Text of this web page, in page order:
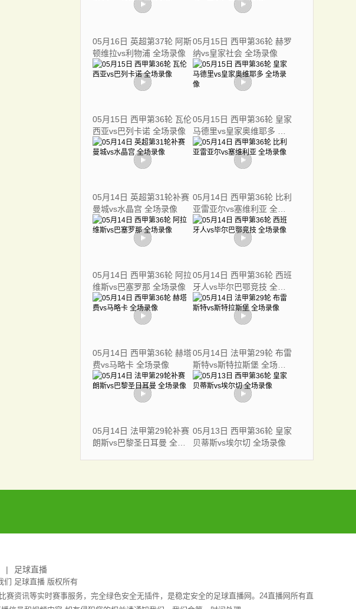
05月16日 英超第37轮 阿斯
顿维拉vs利物浦 全场录像
05月15日 西甲第36轮 赫罗
纳vs皇家社会 全场录像
05月15日 西甲第36轮 瓦伦
西亚vs巴列卡诺 全场录像
05月15日 西甲第36轮 皇家
马德里vs皇家奥维耶多 全
场录像
05月14日 英超第31轮补赛
曼城vs水晶宫 全场录像
05月14日 西甲第36轮 比利
亚雷亚尔vs塞维利亚 全场
录像
05月14日 西甲第36轮 阿拉
维斯vs巴塞罗那 全场录像
05月14日 西甲第36轮 西班
牙人vs毕尔巴鄂竞技 全场
录像
05月14日 西甲第36轮 赫塔
费vs马略卡 全场录像
05月14日 法甲第29轮 布雷
斯特vs斯特拉斯堡 全场录
像
05月14日 法甲第29轮补赛
朗斯vs巴黎圣日耳曼 全场
05月13日 西甲第36轮 皇家
贝蒂斯vs埃尔切 全场录像
足球直播
们 足球直播版权所有
资讯等实时赛事服务，完全绿色安全无插件，是稳定安全的足球直播网。24直播网所有直